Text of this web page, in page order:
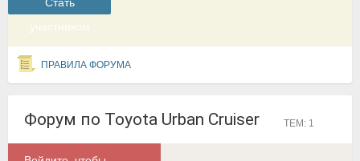
участником
ПРАВИЛА ФОРУМА
Форум по Toyota Urban Cruiser ТЕМ: 1